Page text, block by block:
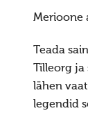
Merioone
Teada
Tilleorg
lähen
legendid